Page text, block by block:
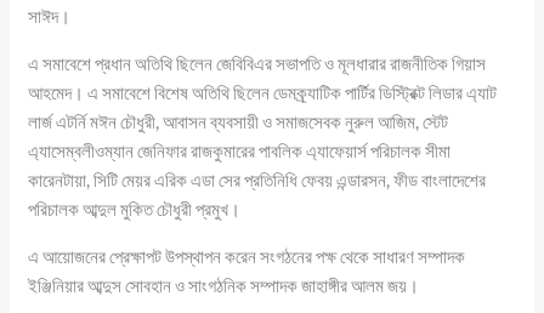
সাঈদ।
এ সমাবেশে প্রধান অতিথি ছিলেন জেবিবিএর সভাপতি ও মূলধারার রাজনীতিক গিয়াস
আহমেদ। এ সমাবেশে বিশেষ অতিথি ছিলেন ডেমক্র্যাটিক পার্টির ডিস্ট্রিক্ট লিডার এ্যাট
লার্জ এটর্নি মঈন চৌধুরী, আবাসন ব্যবসায়ী ও সমাজসেবক নুরুল আজিম, স্টেট
এ্যাসেম্বলীওম্যান জেনিফার রাজকুমারের পাবলিক এ্যাফেয়ার্স পরিচালক সীমা
কারেনটায়া, সিটি মেয়র এরিক এডা সের প্রতিনিধি ফেবয় এন্ডারসন, ফীড বাংলাদেশের
পরিচালক আব্দুল মুকিত চৌধুরী প্রমুখ।
এ আয়োজনের প্রেক্ষাপট উপস্থাপন করেন সংগঠনের পক্ষ থেকে সাধারণ সম্পাদক
ইঞ্জিনিয়ার আব্দুস সোবহান ও সাংগঠনিক সম্পাদক জাহাঙ্গীর আলম জয়।